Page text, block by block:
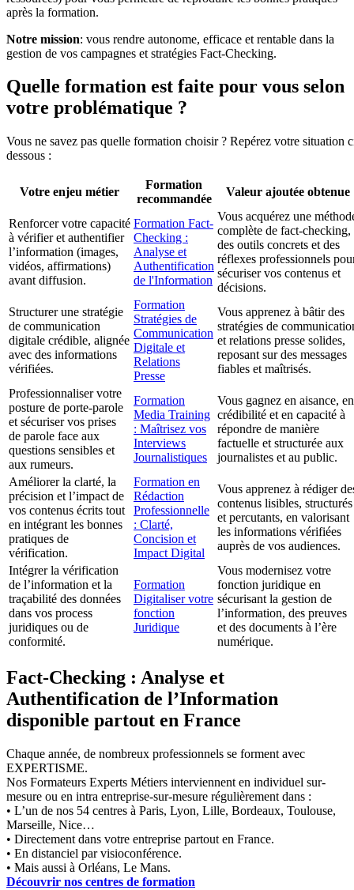
après la formation.
Notre mission: vous rendre autonome, efficace et rentable dans la
gestion de vos campagnes et stratégies Fact-Checking.
Quelle formation est faite pour vous selon
votre problématique ?
Vous ne savez pas quelle formation choisir ? Repérez votre situation
dessous :
Votre enjeu métier
Formation
recommandée
Valeur ajoutée obtenue
Renforcer votre capacité
à vérifier et authentifier
l’information (images,
vidéos, affirmations)
avant diffusion.
Formation Fact-
Checking :
Analyse et
Authentification
de l'Information
Vous acquérez une
complète de fact-checking,
des outils concrets et des
réflexes professionnels
sécuriser vos contenus et
décisions.
Structurer une stratégie
de communication
digitale crédible, alignée
avec des informations
vérifiées.
Formation
Stratégies de
Communication
Digitale et
Relations
Presse
Vous apprenez à bâtir des
stratégies de
et relations presse solides,
reposant sur des messages
fiables et maîtrisés.
Professionnaliser votre
posture de porte-parole
et sécuriser vos prises
de parole face aux
questions sensibles et
aux rumeurs.
Formation
Media Training
: Maîtrisez vos
Interviews
Journalistiques
Vous gagnez en aisance, en
crédibilité et en capacité à
répondre de manière
factuelle et structurée aux
journalistes et au public.
Améliorer la clarté, la
précision et l’impact de
vos contenus écrits tout
en intégrant les bonnes
pratiques de
vérification.
Formation en
Rédaction
Professionnelle
: Clarté,
Concision et
Impact Digital
Vous apprenez à rédiger
contenus lisibles, structurés
et percutants, en valorisant
les informations vérifiées
auprès de vos audiences.
Intégrer la vérification
de l’information et la
traçabilité des données
dans vos process
juridiques ou de
conformité.
Formation
Digitaliser votre
fonction
Juridique
Vous modernisez votre
fonction juridique en
sécurisant la gestion de
l’information, des preuves
et des documents à l’ère
numérique.
Fact-Checking : Analyse et
Authentification de l’Information
disponible partout en France
Chaque année, de nombreux professionnels se forment avec
EXPERTISME.
Nos Formateurs Experts Métiers interviennent en individuel sur-
mesure ou en intra entreprise-sur-mesure régulièrement dans :
• L’un de nos 54 centres à Paris, Lyon, Lille, Bordeaux, Toulouse,
Marseille, Nice…
• Directement dans votre entreprise partout en France.
• En distanciel par visioconférence.
• Mais aussi à Orléans, Le Mans.
Découvrir nos centres de formation